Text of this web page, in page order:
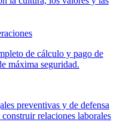
de cálculo y pago de
máxima seguridad.
preventivas y de defensa
relaciones laborales